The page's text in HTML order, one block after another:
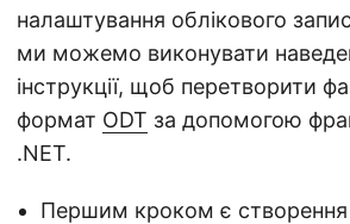
налаштування облікового
ми можемо виконувати
інструкції, щоб перетворити
формат ODT за допомогою
.NET.
Першим кроком є створення